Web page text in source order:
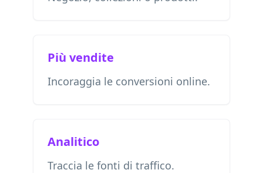
Più vendite
Incoraggia le conversioni online.
Analitico
Traccia le fonti di traffico.